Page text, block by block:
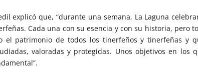
explicó que, “durante una semana, La Laguna
Cada una con su esencia y con su historia, pero
el patrimonio de todos los tinerfeños y tinerfeñas y
valoradas y protegidas. Unos objetivos en los